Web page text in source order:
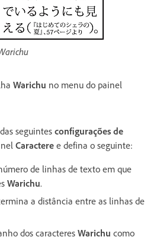
Warichu no menu do painel
seguintes configurações de
Caractere e defina o seguinte:
de linhas de texto em que
Warichu.
a distância entre as linhas de
dos caracteres Warichu como